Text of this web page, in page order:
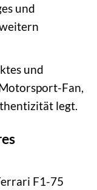
und
und
Fan,
legt.
F1-75